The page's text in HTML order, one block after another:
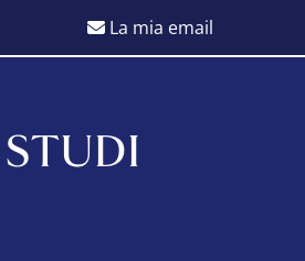
La mia email
STUDI